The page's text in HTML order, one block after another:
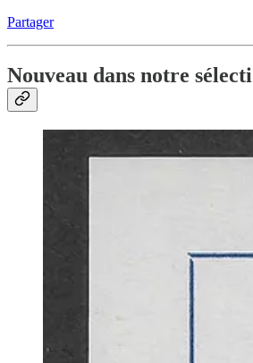
Partager
Nouveau dans notre